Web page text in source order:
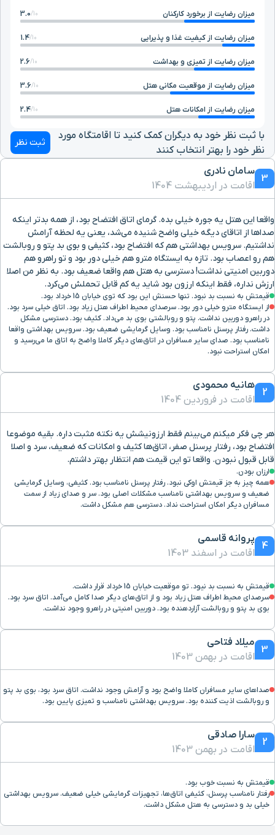
میزان رضایت از برخورد کارکنان 10/
3.0
میزان رضایت از کیفیت غذا و پذیرایی 10/
1.4
میزان رضایت از تمیزی و بهداشت 10/
2.6
میزان رضایت از موقعیت مکانی هتل 10/
3.6
میزان رضایت از امکانات هتل 10/
2.4
با ثبت نظر خود به دیگران کمک کنید تا اقامتگاه مورد
نظر خود را بهتر انتخاب کنند
ثبت نظر
3
سامان نادری
اقامت در اردیبهشت 1404
واقعا این هتل یه جوره خیلی بده. گرمای اتاق افتضاح بود، از همه بدتر اینکه
صداها از اتاقای دیگه خیلی واضح شنیده می‌شد، یعنی یه لحظه آرامش
نداشتیم. سرویس بهداشتی هم که افتضاح بود، کثیفی و بوی بد پتو و روبالشت
هم رو اعصاب بود. تازه به ایستگاه مترو هم خیلی دور بود و تو راهرو هم
دوربین امنیتی نداشت! دسترسی به هتل هم واقعا ضعیف بود. به نظر من اصلا
ارزش نداره، فقط اینکه ارزون بود شاید یه کم قابل تحملش می‌کرد.
قیمتش به نسبت بد نبود. تنها حسنش این بود که توی خیابان 15 خرداد بود.
از ایستگاه مترو خیلی دور بود. سرصدای محیط اطراف هتل زیاد بود. اتاق خیلی سرد بود.
در راهرو دوربین نداشت. پتو و روبالشتی بوی بد می‌داد. کثیف بود. دسترسی مشکل
داشت. رفتار پرسنل نامناسب بود. وسایل گرمایشی ضعیف بود. سرویس بهداشتی واقعا
نامناسب بود. صدای سایر مسافران در اتاق‌های دیگر کاملا واضح به اتاق ما می‌رسید و
امکان استراحت نبود.
2
هانیه محمودی
اقامت در فروردین 1404
هر چی فکر میکنم می‌بینم فقط ارزونیشش یه نکته مثبت داره. بقیه موضوعا
افتضاح بود، رفتار پرسنل صفر، اتاق‌ها کثیف و امکانات که ضعیف، سرد و اصلا
قابل قبول نبودن. واقعا تو این قیمت هم انتظار بهتر داشتم.
ارزان بودن.
همه چیز به جز قیمتش اوکی نبود. رفتار پرسنل نامناسب بود. کثیفی، وسایل گرمایشی
ضعیف و سرویس بهداشتی نامناسب مشکلات اصلی بود. سر و صدای زیاد از سمت
مسافران دیگر امکان استراحت نداد. دسترسی هم مشکل داشت.
4
پروانه قاسمی
اقامت در اسفند 1403
قيمتش به نسبت بد نيود. تو موقعیت خیابان 15 خرداد قرار داشت.
سرصدای محیط اطراف هتل زیاد بود و از اتاق‌های دیگر صدا کامل می‌آمد. اتاق سرد بود.
بوی بد پتو و روبالشت آزاردهنده بود. دوربین امنیتی در راهرو وجود نداشت.
3
میلاد فتاحی
اقامت در بهمن 1403
صداهای سایر مسافران کاملا واضح بود و آرامش وجود نداشت. اتاق سرد بود، بوی بد پتو
و روبالشت اذیت کننده بود. سرویس بهداشتی نامناسب و تمیزی پایین بود.
2
سارا صادقی
اقامت در بهمن 1403
قیمتش به نسبت خوب بود.
رفتار نامناسب پرسنل، کثیفی اتاق‌ها، تجهیزات گرمایشی خیلی ضعیف. سرویس بهداشتی
خیلی بد و دسترسی به هتل مشکل داشت.